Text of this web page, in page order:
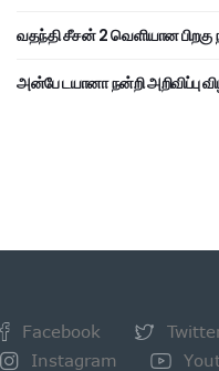
வதந்தி சீசன் 2 வெளியான பிறகு
அன்பே டயானா நன்றி அறிவிப்பு
Facebook
Instagram